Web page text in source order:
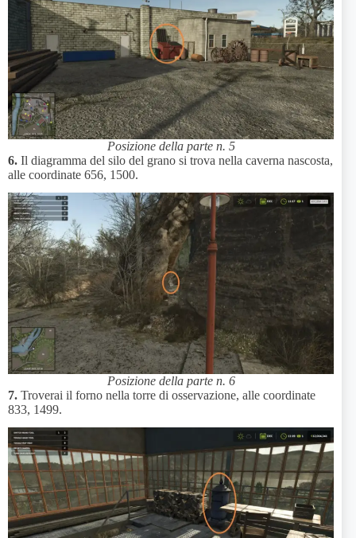
Posizione della parte n. 5
6. Il diagramma del silo del grano si trova nella caverna nascosta,
alle coordinate 656, 1500.
Posizione della parte n. 6
7. Troverai il forno nella torre di osservazione, alle coordinate
833, 1499.